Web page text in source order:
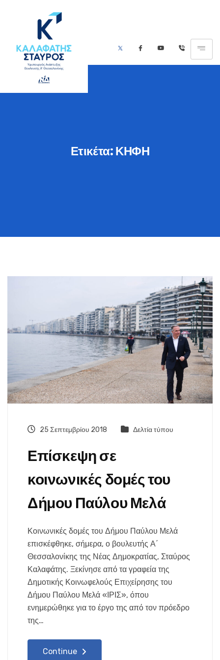
Ετικέτα:ΚΗΦΗ
25 Σεπτεμβρίου 2018 Δελτία τύπου
Επίσκεψη σε
κοινωνικές δομές του
Δήμου Παύλου Μελά
Κοινωνικές δομές του Δήμου Παύλου Μελά
επισκέφθηκε, σήμερα, ο βουλευτής Α΄
Θεσσαλονίκης της Νέας Δημοκρατίας, Σταύρος
Καλαφάτης. Ξεκίνησε από τα γραφεία της
Δημοτικής Κοινωφελούς Επιχείρησης του
Δήμου Παύλου Μελά «ΙΡΙΣ», όπου
ενημερώθηκε για το έργο της από τον πρόεδρο
της…
Continue